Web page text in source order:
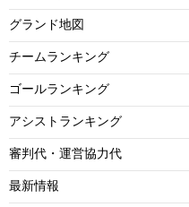
グランド地図
チームランキング
ゴールランキング
アシストランキング
審判代・運営協力代
最新情報